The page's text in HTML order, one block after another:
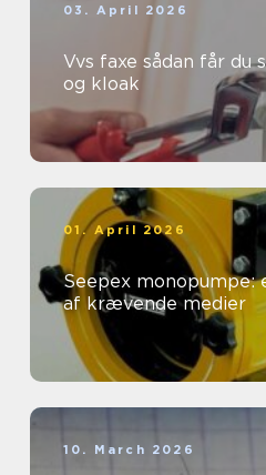
03. April 2026
Vvs faxe sådan får du styr på vand, varme
og kloak
01. April 2026
Seepex monopumpe:
af krævende medier
10. March 2026